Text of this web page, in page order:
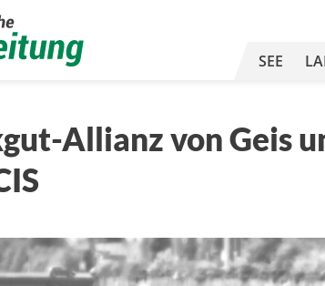
SEE
Allianz von Geis